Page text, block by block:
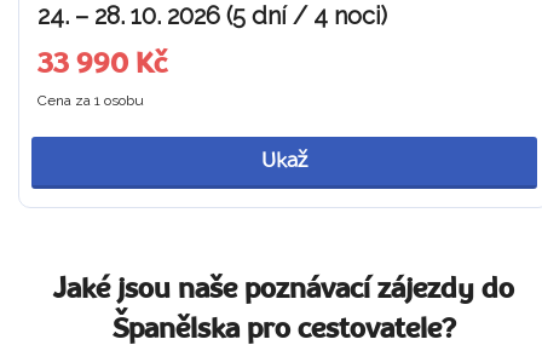
24. – 28. 10. 2026 (5 dní / 4 noci)
33 990 Kč
Cena za 1 osobu
Ukaž
Jaké jsou naše poznávací zájezdy do
Španělska pro cestovatele?